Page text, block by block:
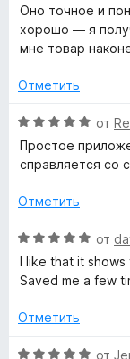
п
к
а
х
н
а
A
l
зн
е
н
н
5
и
Оно точное и
хорошо — я
мне товар
Отметить
О
ц
е
е
о
н
а
и
5
от
Простое
справляется со
Отметить
О
ц
е
е
о
от
I like that it
Saved me a few
Отметить
О
от